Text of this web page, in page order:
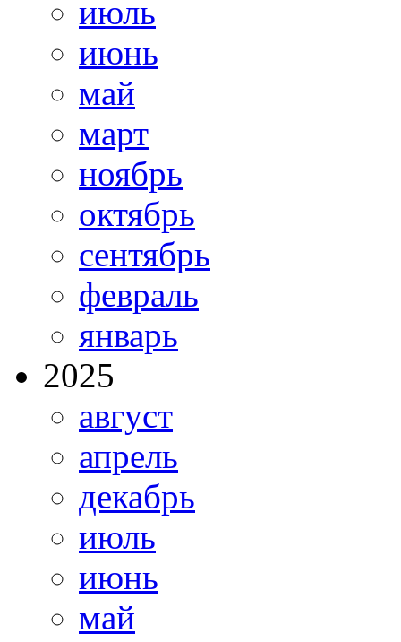
июль
июнь
май
март
ноябрь
октябрь
сентябрь
февраль
январь
2025
август
апрель
декабрь
июль
июнь
май